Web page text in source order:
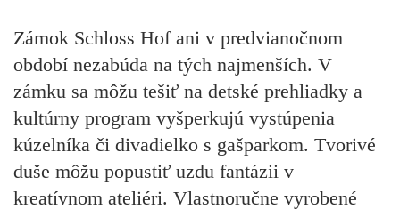
Zámok Schloss Hof ani v predvianočnom
období nezabúda na tých najmenších. V
zámku sa môžu tešiť na detské prehliadky a
kultúrny program vyšperkujú vystúpenia
kúzelníka či divadielko s gašparkom. Tvorivé
duše môžu popustiť uzdu fantázii v
kreatívnom ateliéri. Vlastnoručne vyrobené